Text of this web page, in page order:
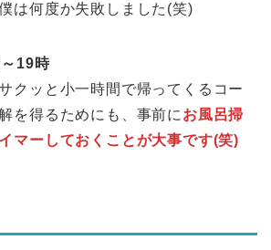
は何度か失敗しました(笑)
19時
クッと小一時間で帰ってくるコー
を得るためにも、事前にお風呂掃
マーしておくことが大事です(笑)